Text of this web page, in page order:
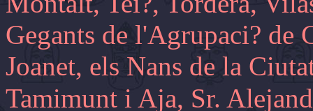
Gegants de l'Agrupaci? de
Joanet, els Nans de la
Tamimunt i Aja, Sr.